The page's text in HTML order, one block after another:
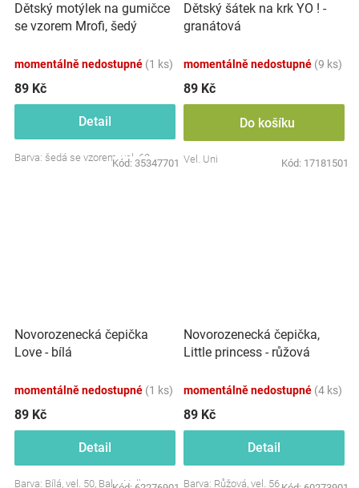
Dětský motýlek na gumičce
se vzorem Mrofi, šedý
momentálně nedostupné (1 ks)
89 Kč
Detail
Barva: šedá se vzorem, vel. 62
Kód: 35347701
Dětský šátek na krk YO ! -
granátová
momentálně nedostupné (9 ks)
89 Kč
Do košíku
Vel. Uni Kód: 17181501
Novorozenecká čepička
Love - bílá
momentálně nedostupné (1 ks)
89 Kč
Detail
Barva: Bílá, vel. 50, Baby Nellys
Novorozenecká čepička,
Little princess - růžová
momentálně nedostupné (4 ks)
89 Kč
Detail
Barva: Růžová, vel. 56